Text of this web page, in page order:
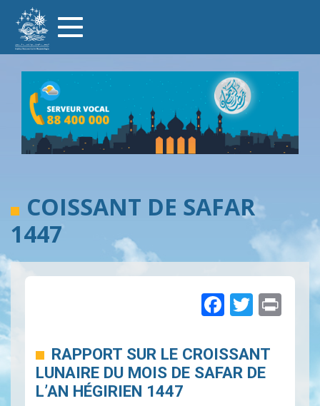
contenu
Toggle
navigation
COISSANT DE SAFAR
1447
RAPPORT SUR LE CROISSANT
LUNAIRE DU MOIS DE SAFAR DE
L’AN HÉGIRIEN 1447